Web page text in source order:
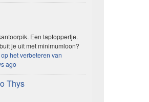
Een laptoppertje.
je uit met minimumloon?
het verbeteren van
ago
Thys